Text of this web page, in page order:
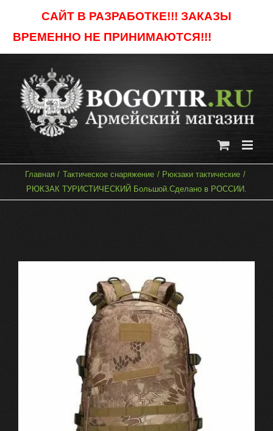
САЙТ В РАЗРАБОТКЕ!!! ЗАКАЗЫ
ВРЕМЕННО НЕ ПРИНИМАЮТСЯ!!!
content
Главная Тактическое снаряжение
Рюкзаки тактические
РЮКЗАК ТУРИСТИЧЕСКИЙ Большой.Сделано в РОССИИ.